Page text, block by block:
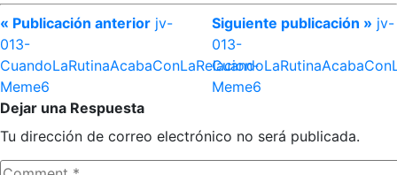
« Publicación anterior jv-
013-
CuandoLaRutinaAcabaConLaRelacion-
Meme6
Siguiente publicación » jv-
013-
Meme6
Dejar una Respuesta
Tu dirección de correo electrónico no será publicada.